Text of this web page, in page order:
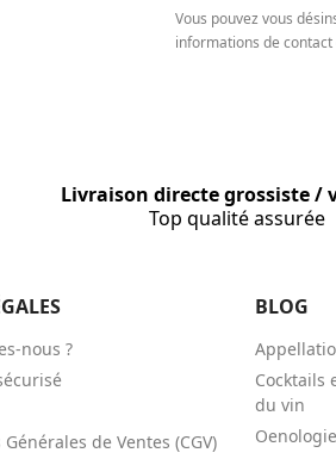
Vous pouvez vous
informations de
Livraison directe grossiste /
Top qualité assurée
nous ?
de Ventes (CGV)
BLOG
Cocktails
du vin
Oenologie